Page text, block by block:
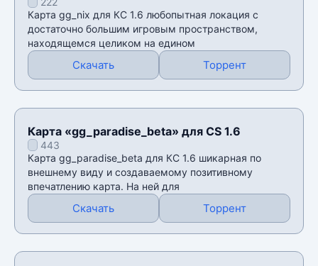
Карта gg_nix для КС 1.6 любопытная локация с
достаточно большим игровым пространством,
находящемся целиком на едином
Скачать Торрент
Карта «gg_paradise_beta» для CS 1.6
443
Карта gg_paradise_beta для КС 1.6 шикарная по
внешнему виду и создаваемому позитивному
впечатлению карта. На ней для
Скачать Торрент